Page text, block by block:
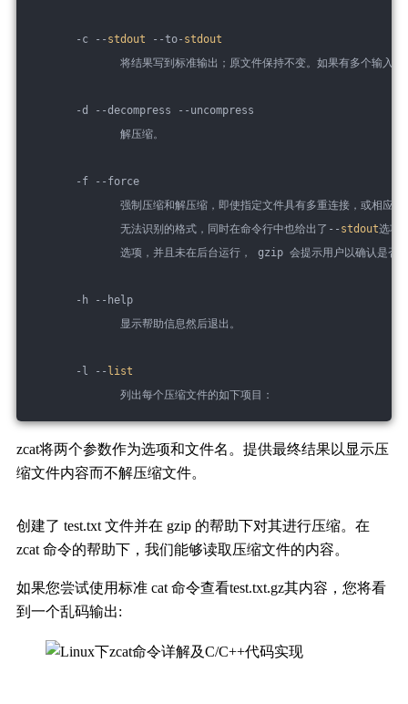
-c -- stdout --to- stdout
将结果写到标准输出；原文件保持不变。如果有多个输入文件，输
-d --decompress --uncompress
解压缩。
-f --force
强制压缩和解压缩，即使指定文件具有多重连接，或相应文件已经
无法识别的格式，同时在命令行中也给出了-- stdout选项
选项，并且未在后台运行， gzip 会提示用户以确认是否覆盖
-h --help
显示帮助信息然后退出。
-l -- list
列出每个压缩文件的如下项目：
zcat将两个参数作为选项和文件名。提供最终结果以显示压
缩文件内容而不解压缩文件。
创建了 test.txt 文件并在 gzip 的帮助下对其进行压缩。在
zcat 命令的帮助下，我们能够读取压缩文件的内容。
如果您尝试使用标准 cat 命令查看test.txt.gz其内容，您将看
到一个乱码输出: